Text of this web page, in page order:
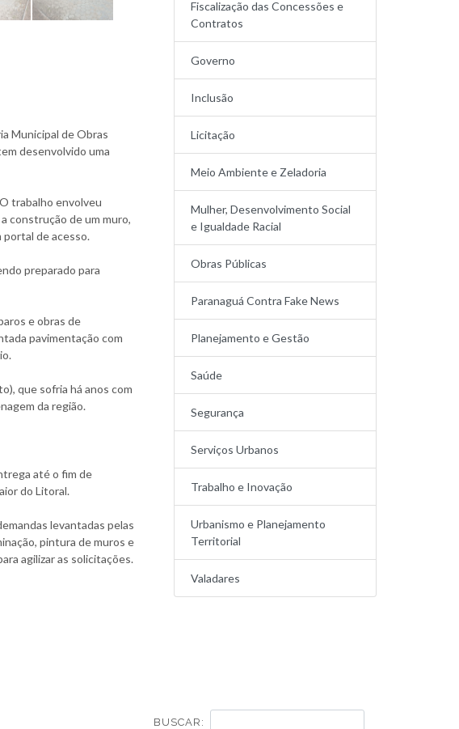
Municipal de Obras
desenvolvido uma
trabalho envolveu
construção de um muro,
portal de acesso.
preparado para
e obras de
pavimentação com
que sofria há anos com
da região.
até o fim de
do Litoral.
levantadas pelas
pintura de muros e
agilizar as solicitações.
Fiscalização das Concessões e
Contratos
Governo
Inclusão
Licitação
Meio Ambiente e Zeladoria
Mulher, Desenvolvimento Social
e Igualdade Racial
Obras Públicas
Paranaguá Contra Fake News
Planejamento e Gestão
Saúde
Segurança
Serviços Urbanos
Trabalho e Inovação
Urbanismo e Planejamento
Territorial
Valadares
BUSCAR: